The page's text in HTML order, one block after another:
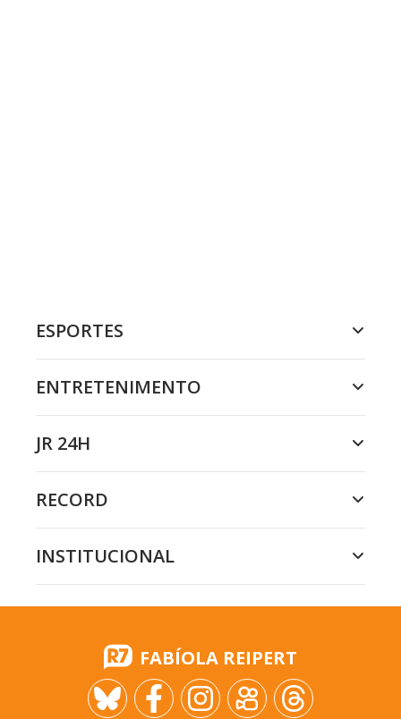
ESPORTES
ENTRETENIMENTO
JR 24H
RECORD
INSTITUCIONAL
FABÍOLA REIPERT